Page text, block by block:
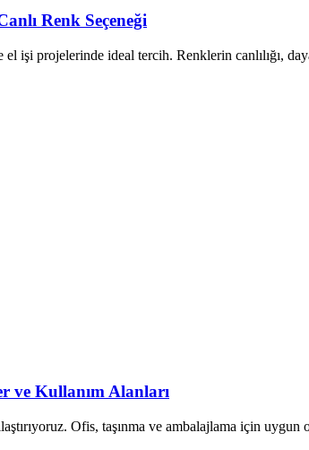
Renk Seçeneği
projelerinde ideal tercih. Renklerin canlılığı,
ve Kullanım Alanları
Ofis, taşınma ve ambalajlama için uygun